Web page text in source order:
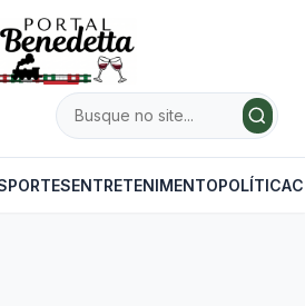
ENTRETENIMENTOPOLÍTICA